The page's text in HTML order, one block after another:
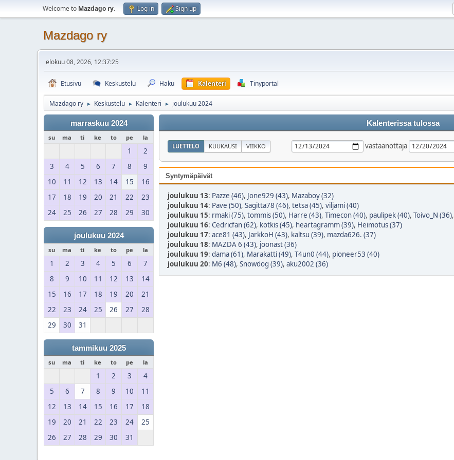
Welcome to Mazdago ry. Log in Sign up
Mazdago ry
elokuu 08, 2026, 12:37:25
Etusivu Keskustelu Haku Kalenteri Tinyportal
Mazdago ry ► Keskustelu ► Kalenteri ► joulukuu 2024
marraskuu 2024
su ma ti ke to pe la
1
2
3
4 5 6 7 8
9
10
11 12 13 14 15
16
17
18 19 20 21 22
23
24
25 26 27 28 29 30
joulukuu 2024
su ma ti ke to pe la
1 2 3 4 5 6
7
8
9 10 11 12 13
14
15
16 17 18 19 20
21
22
23 24 25 26 27
28
29
30 31
tammikuu 2025
su ma ti ke to pe la
1 2 3
4
5
6 7 8 9 10
11
12
13 14 15 16 17
18
19
20 21 22 23 24
25
26
27 28 29 30 31
Kalenterissa tulossa
LUETTELO KUUKAUSI VIIKKO vastaanottaja
Syntymäpäivät
joulukuu 13: Pazze (46), Jone929 (43), Mazaboy (32)
joulukuu 14: Pave (50), Sagitta78 (46), tetsa (45), viljami (40)
joulukuu 15: rmaki (75), tommis (50), Harre (43), Timecon (40), paulipek (40), Toivo_N (36),
joulukuu 16: Cedricfan (62), kotkis (45), heartagramm (39), Heimotus (37)
joulukuu 17: ace81 (43), JarkkoH (43), kaltsu (39), mazda626. (37)
joulukuu 18: MAZDA 6 (43), joonast (36)
joulukuu 19: dama (61), Marakatti (49), T4un0 (44), pioneer53 (40)
joulukuu 20: M6 (48), Snowdog (39), aku2002 (36)